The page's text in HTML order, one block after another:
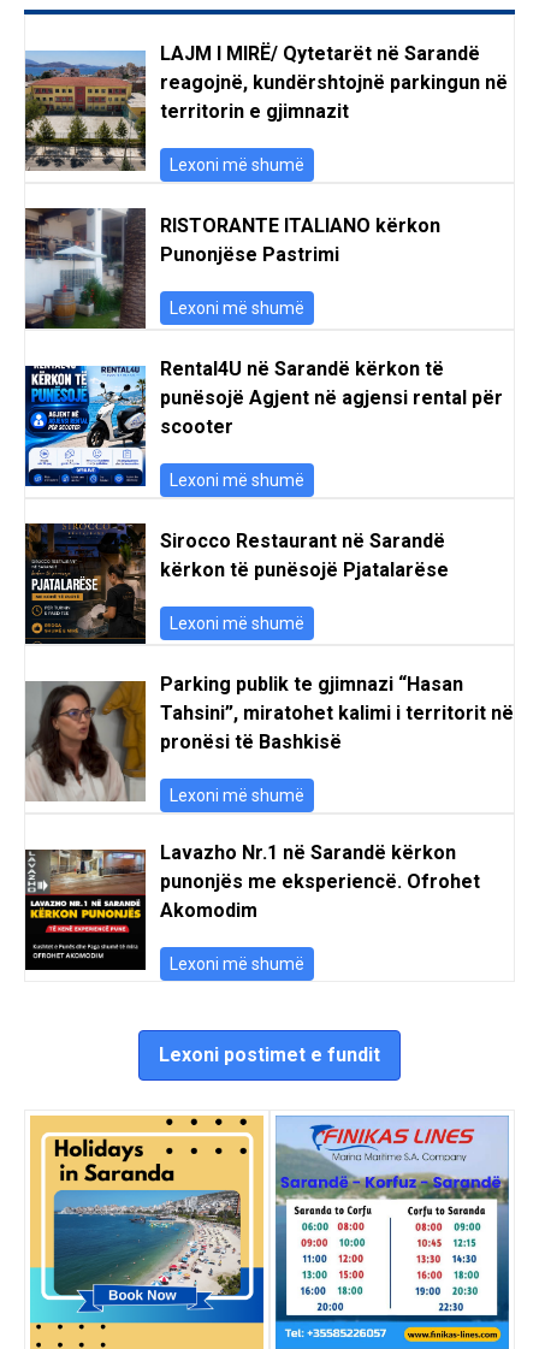
LAJM I MIRË/ Qytetarët në Sarandë
reagojnë, kundërshtojnë parkingun në
territorin e gjimnazit
Lexoni më shumë
RISTORANTE ITALIANO kërkon
Punonjëse Pastrimi
Lexoni më shumë
Rental4U në Sarandë kërkon të
punësojë Agjent në agjensi rental për
scooter
Lexoni më shumë
Sirocco Restaurant në Sarandë
kërkon të punësojë Pjatalarëse
Lexoni më shumë
Parking publik te gjimnazi “Hasan
Tahsini”, miratohet kalimi i territorit në
pronësi të Bashkisë
Lexoni më shumë
Lavazho Nr.1 në Sarandë kërkon
punonjës me eksperiencë. Ofrohet
Akomodim
Lexoni më shumë
Lexoni postimet e fundit